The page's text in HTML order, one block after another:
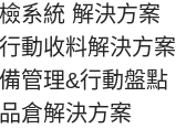
系統 解決方案
動收料解決方案
管理&行動盤點
倉解決方案